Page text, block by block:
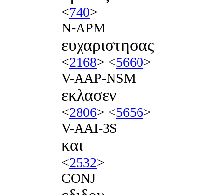
<740>
N-APM
ευχαριστησας
<2168> <5660>
V-AAP-NSM
εκλασεν
<2806> <5656>
V-AAI-3S
και
<2532>
CONJ